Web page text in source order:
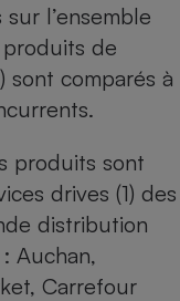
l’ensemble
de
sont comparés à
produits sont
drives (1) des
distribution
Auchan,
Carrefour